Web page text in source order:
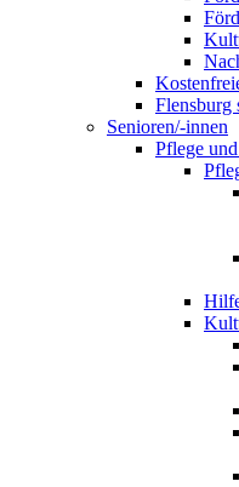
Flensburg
Senioren/-innen
Pflege